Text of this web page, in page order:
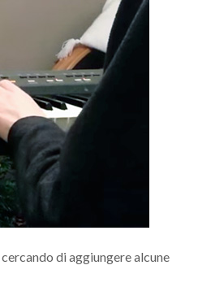
di aggiungere alcune